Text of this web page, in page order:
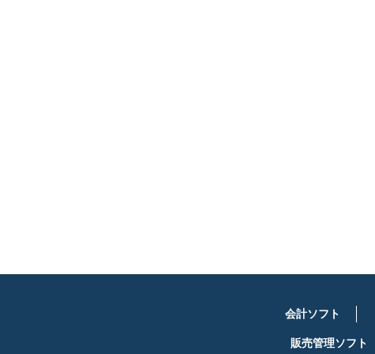
会計ソフト
販売管理ソフト